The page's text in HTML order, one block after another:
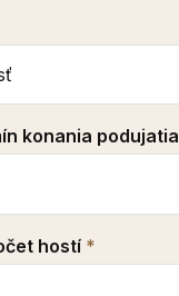
konania podujatia
hostí *